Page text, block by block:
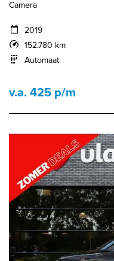
Camera
2019
152.780 km
Automaat
v.a. 425 p/m